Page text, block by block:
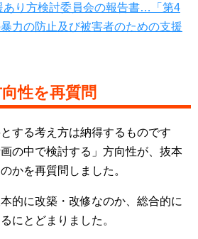
あり方検討委員会の報告書…「第4
力の防止及び被害者のための支援
向性を再質問
する考え方は納得するものです
の中で検討する」方向性が、抜本
かを再質問しました。
的に改築・改修なのか、総合的に
にとどまりました。